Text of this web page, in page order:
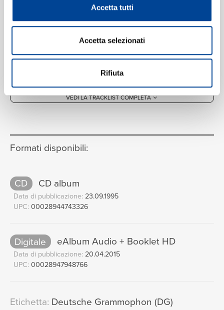
Accetta tutti
Accetta selezionati
Rifiuta
VEDI LA TRACKLIST COMPLETA
Formati disponibili:
CD CD album
Data di pubblicazione: 23.09.1995
UPC: 00028944743326
Digitale eAlbum Audio + Booklet HD
Data di pubblicazione: 20.04.2015
UPC: 00028947948766
Etichetta: Deutsche Grammophon (DG)